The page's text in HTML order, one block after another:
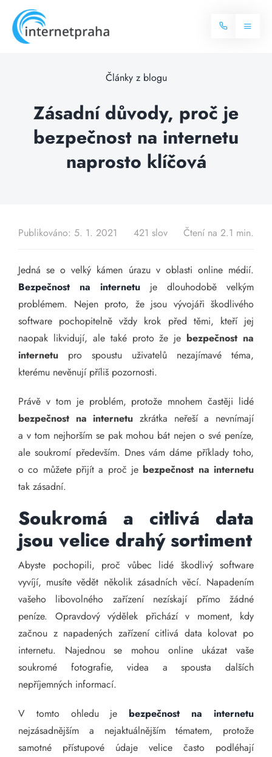
content
Toggle
Balíčky internetu
Více o internetu
Televize
Články z blogu
Zásadní důvody, proč je
bezpečnost na internetu
naprosto klíčová
Publikováno: 5. 1. 2021 421 slov Čtení na 2.1 min.
Jedná se o velký kámen úrazu v oblasti online médií.
Bezpečnost na internetu je dlouhodobě velkým
problémem. Nejen proto, že jsou vývojáři škodlivého
software pochopitelně vždy krok před těmi, kteří jej
naopak likvidují, ale také proto že je bezpečnost na
internetu pro spoustu uživatelů nezajímavé téma,
kterému nevěnují příliš pozornosti.
Právě v tom je problém, protože mnohem častěji lidé
bezpečnost na internetu zkrátka neřeší a nevnímají
a v tom nejhorším se pak mohou bát nejen o své peníze,
ale soukromí především. Dnes vám dáme příklady toho,
o co můžete přijít a proč je bezpečnost na internetu
tak zásadní.
Soukromá a citlivá data
jsou velice drahý sortiment
Abyste pochopili, proč vůbec lidé škodlivý software
vyvíjí, musíte vědět několik zásadních věcí. Napadením
vašeho libovolného zařízení nezískají přímo žádné
peníze. Opravdový výdělek přichází v moment, kdy
začnou z napadených zařízení citlivá data kolovat po
internetu. Najednou se mohou online ukázat vaše
soukromé fotografie, videa a spousta dalších
nepříjemných informací.
V tomto ohledu je bezpečnost na internetu
nejzásadnějším a nejaktuálnějším tématem, protože
samotné přístupové údaje velice často podléhají